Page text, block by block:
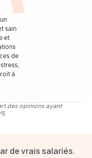
sain
et
de
à
des opinions ayant
de vrais salariés.